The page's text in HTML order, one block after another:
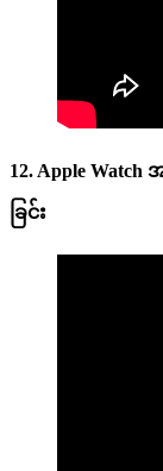
12. Apple
ခြင်း